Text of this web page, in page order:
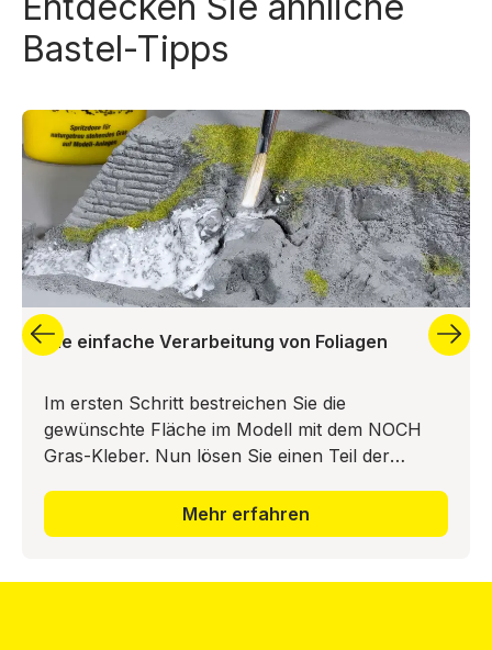
Bastel-Tipps
Die einfache Verarbeitung von Foliagen
Im ersten Schritt bestreichen Sie die
gewünschte Fläche im Modell mit dem NOCH
Gras-Kleber. Nun lösen Sie einen Teil der
und drücken diesen in das Leimbett ei
Mehr erfahren